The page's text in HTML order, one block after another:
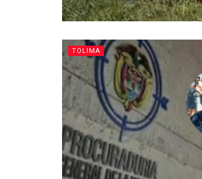
TOLIMA